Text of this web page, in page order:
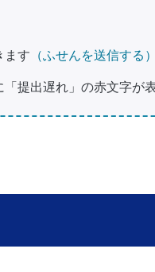
ます （ふせんを送信する）
提出遅れ」の赤文字が表